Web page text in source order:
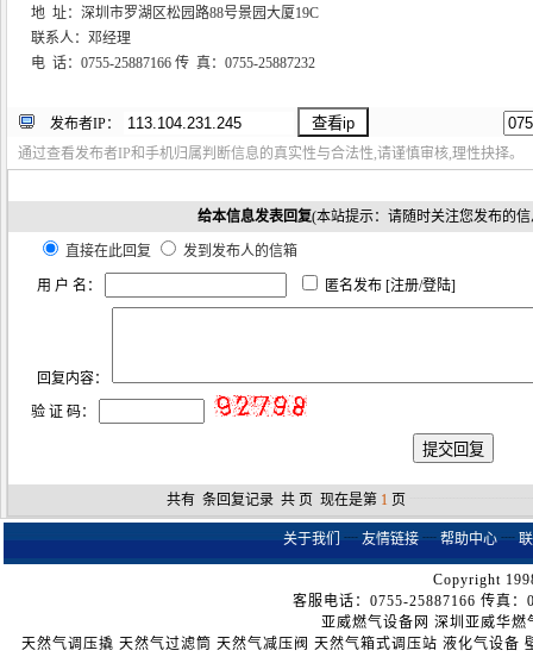
地 址：深圳市罗湖区松园路88号景园大厦19C
联系人：邓经理
电 话：0755-25887166 传 真：0755-25887232
发布者IP：
通过查看发布者IP和手机归属判断信息的真实性与合法性,请谨慎审核,理性抉择。
给本信息发表回复(本站提示：请随时关注您发布的
直接在此回复 发到发布人的信箱
用 户 名： 匿名发布 [注册/登陆]
回复内容：
验 证 码：
共有 条回复记录 共 页 现在是第 1 页
关于我们 ┈ 友情链接 ┈ 帮助中心 ┈
Copyright
客服电话：0755-25887166 传真
亚威燃气设备网 深圳亚威华
天然气调压撬 天然气过滤筒 天然气减压阀 天然气箱式调压站 液化气设备